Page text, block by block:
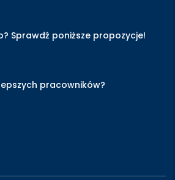
Sprawdź poniższe propozycje!
pracowników?